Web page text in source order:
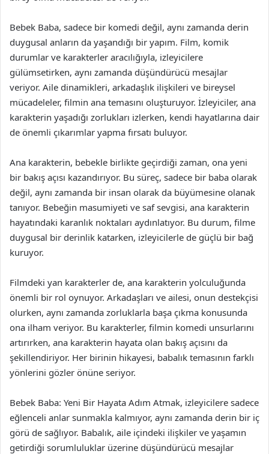
Bebek Baba, sadece bir komedi değil, aynı zamanda derin
duygusal anların da yaşandığı bir yapım. Film, komik
durumlar ve karakterler aracılığıyla, izleyicilere
gülümsetirken, aynı zamanda düşündürücü mesajlar
veriyor. Aile dinamikleri, arkadaşlık ilişkileri ve bireysel
mücadeleler, filmin ana temasını oluşturuyor. İzleyiciler, ana
karakterin yaşadığı zorlukları izlerken, kendi hayatlarına dair
de önemli çıkarımlar yapma fırsatı buluyor.
Ana karakterin, bebekle birlikte geçirdiği zaman, ona yeni
bir bakış açısı kazandırıyor. Bu süreç, sadece bir baba olarak
değil, aynı zamanda bir insan olarak da büyümesine olanak
tanıyor. Bebeğin masumiyeti ve saf sevgisi, ana karakterin
hayatındaki karanlık noktaları aydınlatıyor. Bu durum, filme
duygusal bir derinlik katarken, izleyicilerle de güçlü bir bağ
kuruyor.
Filmdeki yan karakterler de, ana karakterin yolculuğunda
önemli bir rol oynuyor. Arkadaşları ve ailesi, onun destekçisi
olurken, aynı zamanda zorluklarla başa çıkma konusunda
ona ilham veriyor. Bu karakterler, filmin komedi unsurlarını
artırırken, ana karakterin hayata olan bakış açısını da
şekillendiriyor. Her birinin hikayesi, babalık temasının farklı
yönlerini gözler önüne seriyor.
Bebek Baba: Yeni Bir Hayata Adım Atmak, izleyicilere sadece
eğlenceli anlar sunmakla kalmıyor, aynı zamanda derin bir iç
görü de sağlıyor. Babalık, aile içindeki ilişkiler ve yaşamın
getirdiği sorumluluklar üzerine düşündürücü mesajlar